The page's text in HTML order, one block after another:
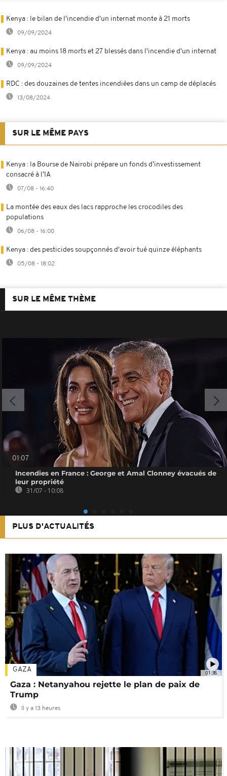
Kenya : le bilan de l'incendie d'un internat monte à 21 morts
09/09/2024
Kenya : au moins 18 morts et 27 blessés dans l'incendie d'un internat
09/09/2024
RDC : des douzaines de tentes incendiées dans un camp de déplacés
13/08/2024
SUR LE MÊME PAYS
Kenya : la Bourse de Nairobi prépare un fonds d’investissement
consacré à l’IA
07/08 - 16:40
La montée des eaux des lacs rapproche les crocodiles des
populations
06/08 - 16:00
Kenya : des pesticides soupçonnés d'avoir tué quinze éléphants
05/08 - 18:02
SUR LE MÊME THÈME
01:07
Incendies en France : George et Amal Clonney évacués de
leur propriété
31/07 - 10:08
PLUS D'ACTUALITÉS
01:38
GAZA
Gaza : Netanyahou rejette le plan de paix de
Trump
Il y a 13 heures